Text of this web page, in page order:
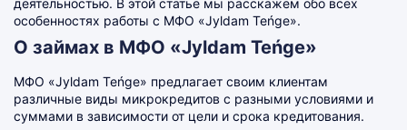
деятельностью. В этой статье мы расскажем обо всех
особенностях работы с МФО «Jyldam Teńge».
О займах в МФО «Jyldam Teńge»
МФО «Jyldam Teńge» предлагает своим клиентам
различные виды микрокредитов с разными условиями и
суммами в зависимости от цели и срока кредитования.